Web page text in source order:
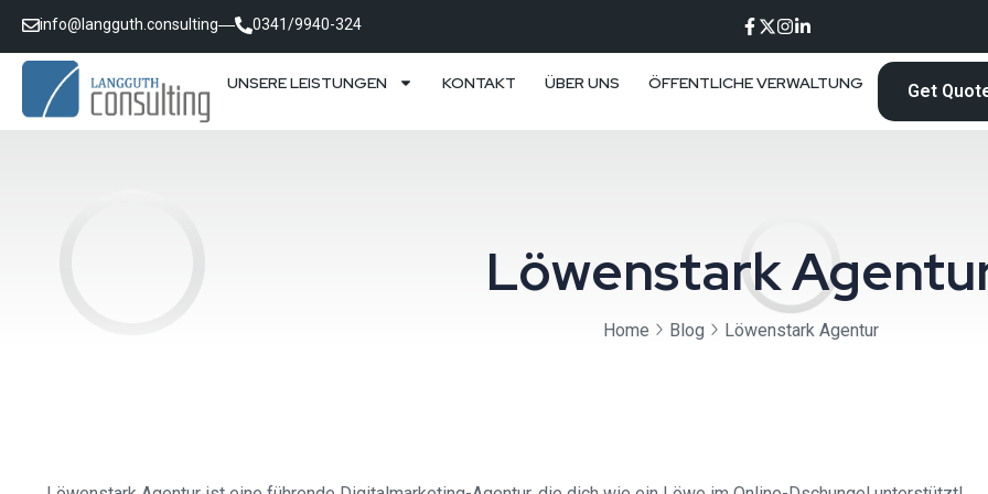
info@langguth.consulting 0341/9940-324
UNSERE LEISTUNGEN KONTAKT ÜBER UNS ÖFFENTLICHE VERWALTUNG Get
Löwenstark
Home Blog Löwenstark Agentur